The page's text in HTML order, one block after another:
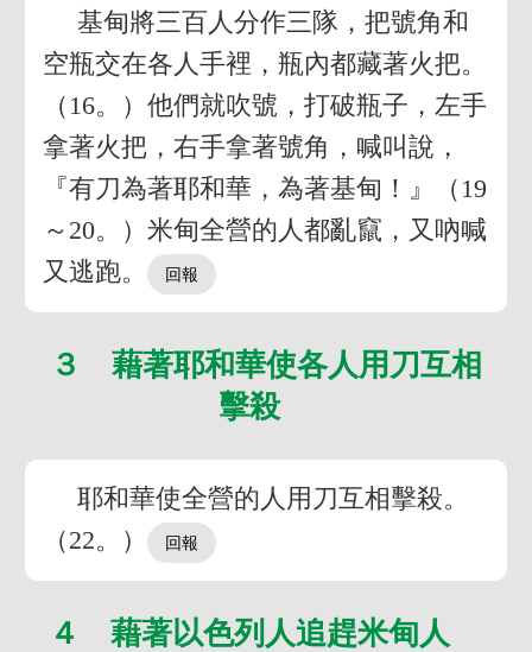
基甸將三百人分作三隊，把號角和
空瓶交在各人手裡，瓶內都藏著火把。
（16。）他們就吹號，打破瓶子，左手
拿著火把，右手拿著號角，喊叫說，
『有刀為著耶和華，為著基甸！』（19
～20。）米甸全營的人都亂竄，又吶喊
又逃跑。
３ 藉著耶和華使各人用刀互相
擊殺
耶和華使全營的人用刀互相擊殺。
（22。）
４ 藉著以色列人追趕米甸人